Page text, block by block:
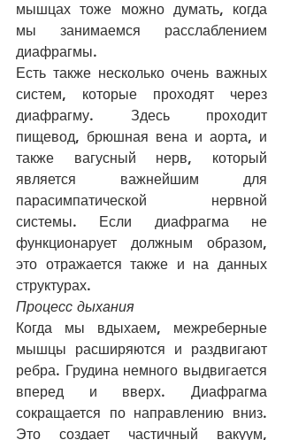
мышцах тоже можно думать, когда
мы занимаемся расслаблением
диафрагмы.
Есть также несколько очень важных
систем, которые проходят через
диафрагму. Здесь проходит
пищевод, брюшная вена и аорта, и
также вагусный нерв, который
является важнейшим для
парасимпатической нервной
системы. Если диафрагма не
функционарует должным образом,
это отражается также и на данных
структурах.
Процесс дыхания
Когда мы вдыхаем, межреберные
мышцы расширяются и раздвигают
ребра. Грудина немного выдвигается
вперед и вверх. Диафрагма
сокращается по направлению вниз.
Это создает частичный вакуум,